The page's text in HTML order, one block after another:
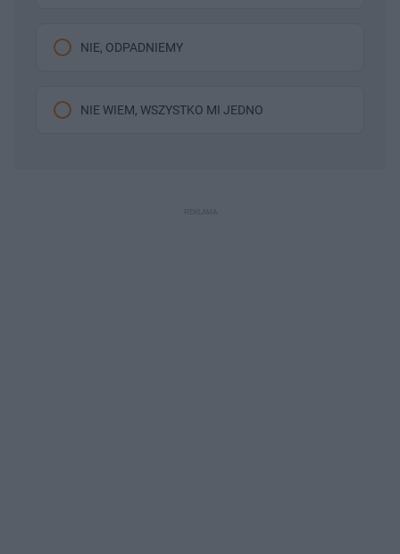
NIE, ODPADNIEMY
NIE WIEM, WSZYSTKO MI JEDNO